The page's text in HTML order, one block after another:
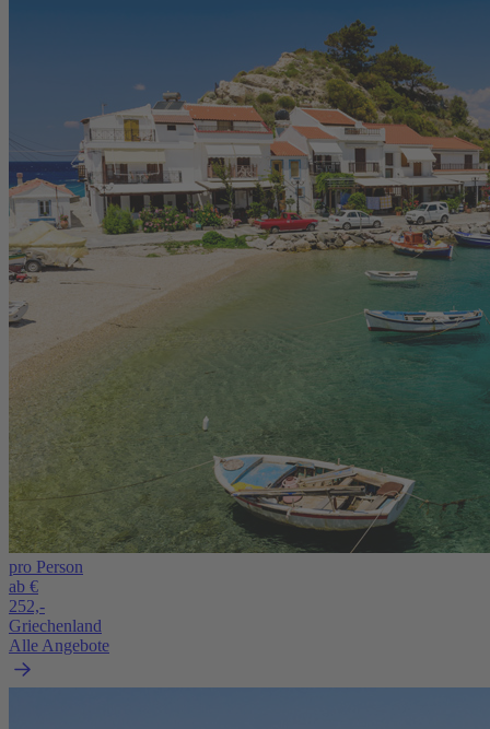
pro Person
ab €
252,-
Griechenland
Alle Angebote